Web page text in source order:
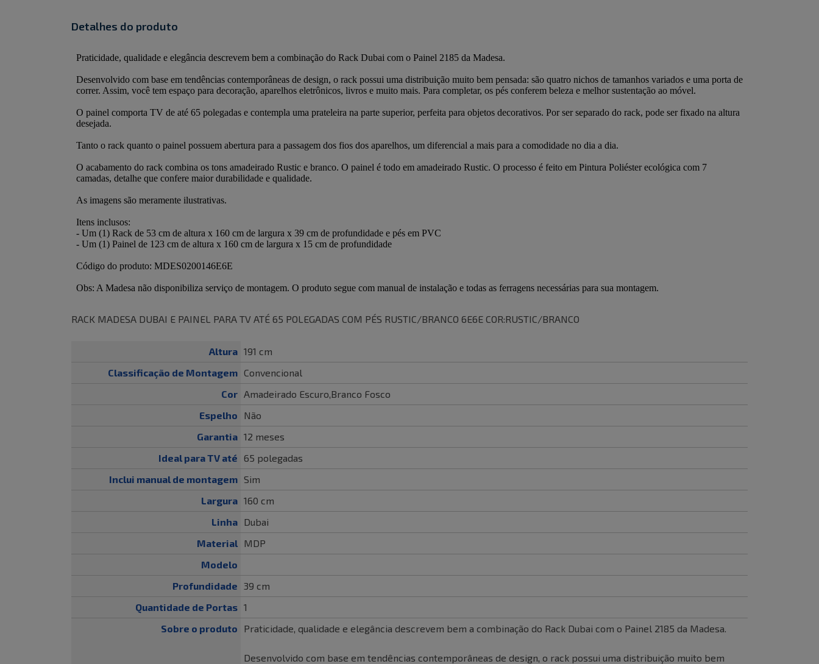
Detalhes do produto
RACK MADESA DUBAI E PAINEL PARA TV ATÉ 65 POLEGADAS COM PÉS RUSTIC/BRANCO 6E6E COR:RUSTIC/BRANCO
Altura 191 cm
Classificação de Montagem Convencional
Cor Amadeirado Escuro,Branco Fosco
Espelho
Não
Garantia 12 meses
Ideal para TV até 65 polegadas
Inclui manual de montagem Sim
Largura 160 cm
Linha
Dubai
Material
MDP
Modelo
Profundidade 39 cm
Quantidade de Portas 1
Sobre o produto
Praticidade, qualidade e elegância descrevem bem a combinação do Rack Dubai com o Painel 2185 da Madesa.
Desenvolvido com base em tendências contemporâneas de design, o rack possui uma distribuição muito bem